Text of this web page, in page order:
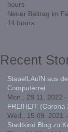
hours
Neuer Beitrag im
14 hours
Recent
StapelLAufN aus
Computerrei
Mon., 28.11. 2022
FREIHEIT (Corona
Wed., 15.09. 2021
Stadtkind Blog zu